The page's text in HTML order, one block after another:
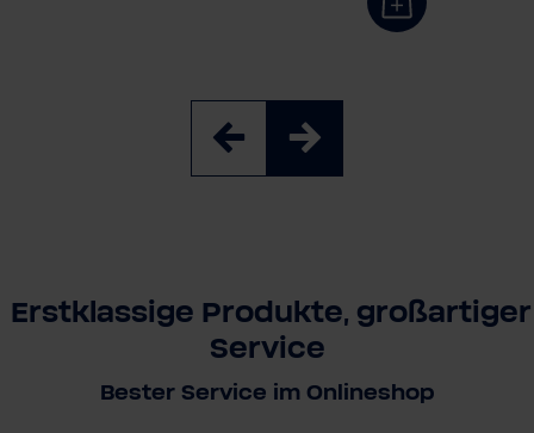
Erstklassige Produkte, großartiger
Service
Bester Service im Onlineshop